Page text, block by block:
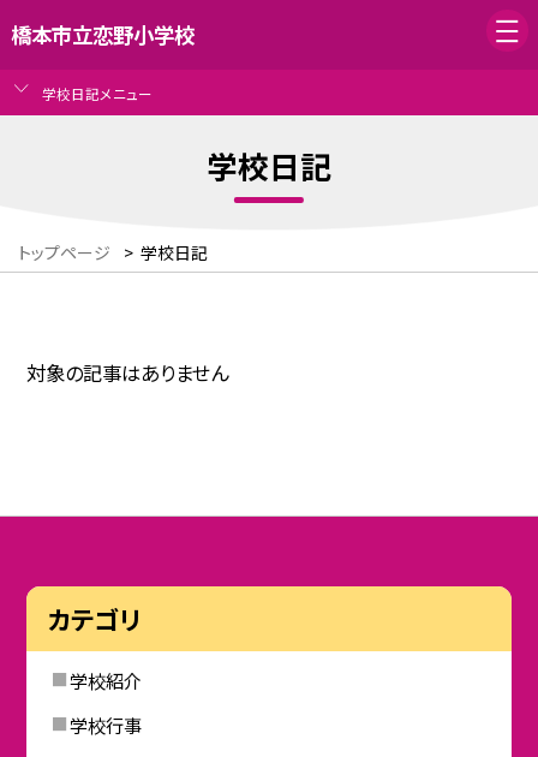
橋本市立恋野小学校
学校日記メニュー
学校日記
トップページ > 学校日記
対象の記事はありません
カテゴリ
学校紹介
学校行事